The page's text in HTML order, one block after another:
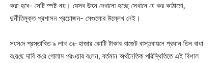
করা হবে- সেটি স্পষ্ট নয়। যেসব উৎস দেখানো হচ্ছে সেখানে যে কর কাঠামো,
দুর্নীতিমুক্ত প্রশাসন প্রয়োজন- সেগুলোর উল্লেখ নেই।
সংস‌দে প্রস্তা‌বিত ৯ লাখ ৩৮ হাজার কো‌টি টাকার বাজেট বাস্তবায়নে প্রধান তিন বাধা
র‌য়ে‌ছে দা‌বি ক‌রে গোলাম পরওয়ার ব‌লেন, বর্তমান অর্থনৈতিক পরিস্থিতিতে এই বিশাল